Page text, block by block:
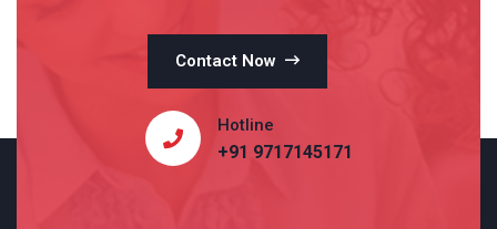
Contact Now
Hotline
+91 9717145171